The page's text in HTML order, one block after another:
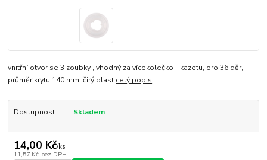
vnitřní otvor se 3 zoubky , vhodný za vícekolečko - kazetu, pro 36 děr,
průměr krytu 140 mm, čirý plast celý popis
Dostupnost Skladem
14,00 Kč/ks
11,57 Kč bez DPH